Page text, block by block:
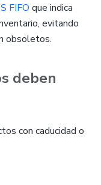
FIFO que indica
evitando
obsoletos.
deben
con caducidad o